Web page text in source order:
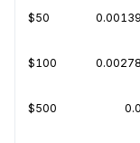
$50
$100
$500